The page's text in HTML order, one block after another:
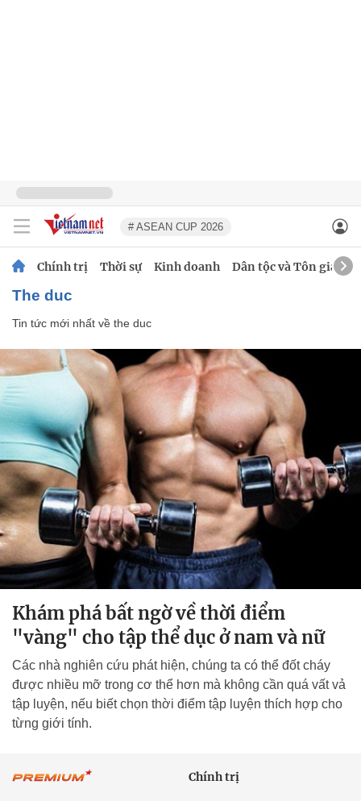
# ASEAN CUP 2026
Chính trị Thời sự Kinh doanh Dân tộc và Tôn giáo
the duc
Tin tức mới nhất về the duc
Khám phá bất ngờ về thời điểm
"vàng" cho tập thể dục ở nam và nữ
Các nhà nghiên cứu phát hiện, chúng ta có thể đốt cháy
được nhiều mỡ trong cơ thể hơn mà không cần quá vất vả
tập luyện, nếu biết chọn thời điểm tập luyện thích hợp cho
từng giới tính.
Chính trị